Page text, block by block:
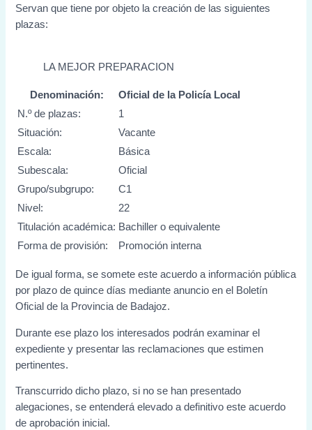
Servan que tiene por objeto la creación de las siguientes
plazas:
LA MEJOR PREPARACION
Denominación:
Oficial de la Policía Local
N.º de plazas:
1
Situación:
Vacante
Escala:
Básica
Subescala:
Oficial
Grupo/subgrupo:
C1
Nivel:
22
Titulación académica: Bachiller o equivalente
Forma de provisión:
Promoción interna
De igual forma, se somete este acuerdo a información pública
por plazo de quince días mediante anuncio en el Boletín
Oficial de la Provincia de Badajoz.
Durante ese plazo los interesados podrán examinar el
expediente y presentar las reclamaciones que estimen
pertinentes.
Transcurrido dicho plazo, si no se han presentado
alegaciones, se entenderá elevado a definitivo este acuerdo
de aprobación inicial.